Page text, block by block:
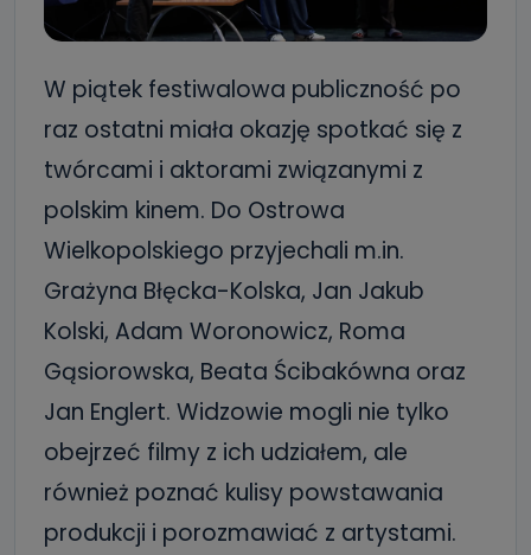
W piątek festiwalowa publiczność po
raz ostatni miała okazję spotkać się z
twórcami i aktorami związanymi z
polskim kinem. Do Ostrowa
Wielkopolskiego przyjechali m.in.
Grażyna Błęcka-Kolska, Jan Jakub
Kolski, Adam Woronowicz, Roma
Gąsiorowska, Beata Ścibakówna oraz
Jan Englert. Widzowie mogli nie tylko
obejrzeć filmy z ich udziałem, ale
również poznać kulisy powstawania
produkcji i porozmawiać z artystami.